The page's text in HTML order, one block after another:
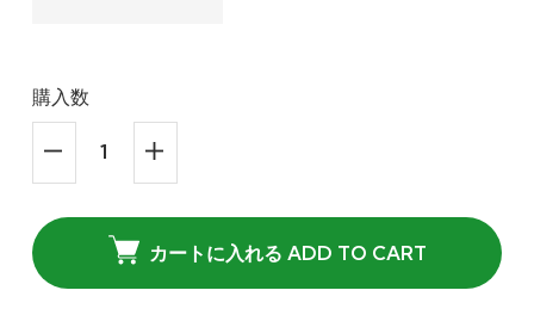
購入数
カートに入れる ADD TO CART